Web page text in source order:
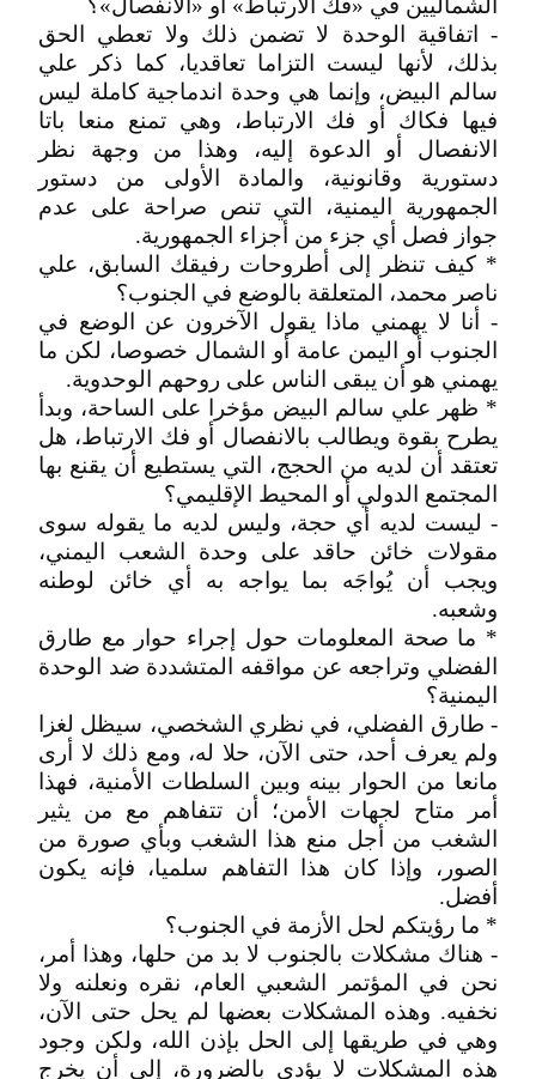
الشماليين في «فك الارتباط» أو «الانفصال»؟
- اتفاقية الوحدة لا تضمن ذلك ولا تعطي الحق
بذلك، لأنها ليست التزاما تعاقديا، كما ذكر علي
سالم البيض، وإنما هي وحدة اندماجية كاملة ليس
فيها فكاك أو فك الارتباط، وهي تمنع منعا باتا
الانفصال أو الدعوة إليه، وهذا من وجهة نظر
دستورية وقانونية، والمادة الأولى من دستور
الجمهورية اليمنية، التي تنص صراحة على عدم
جواز فصل أي جزء من أجزاء الجمهورية.
* كيف تنظر إلى أطروحات رفيقك السابق، علي
ناصر محمد، المتعلقة بالوضع في الجنوب؟
- أنا لا يهمني ماذا يقول الآخرون عن الوضع في
الجنوب أو اليمن عامة أو الشمال خصوصا، لكن ما
يهمني هو أن يبقى الناس على روحهم الوحدوية.
* ظهر علي سالم البيض مؤخرا على الساحة، وبدأ
يطرح بقوة ويطالب بالانفصال أو فك الارتباط، هل
تعتقد أن لديه من الحجج، التي يستطيع أن يقنع بها
المجتمع الدولي أو المحيط الإقليمي؟
- ليست لديه أي حجة، وليس لديه ما يقوله سوى
مقولات خائن حاقد على وحدة الشعب اليمني،
ويجب أن يُواجَه بما يواجه به أي خائن لوطنه
وشعبه.
* ما صحة المعلومات حول إجراء حوار مع طارق
الفضلي وتراجعه عن مواقفه المتشددة ضد الوحدة
اليمنية؟
- طارق الفضلي، في نظري الشخصي، سيظل لغزا
ولم يعرف أحد، حتى الآن، حلا له، ومع ذلك لا أرى
مانعا من الحوار بينه وبين السلطات الأمنية، فهذا
أمر متاح لجهات الأمن؛ أن تتفاهم مع من يثير
الشغب من أجل منع هذا الشغب وبأي صورة من
الصور، وإذا كان هذا التفاهم سلميا، فإنه يكون
أفضل.
* ما رؤيتكم لحل الأزمة في الجنوب؟
- هناك مشكلات بالجنوب لا بد من حلها، وهذا أمر،
نحن في المؤتمر الشعبي العام، نقره ونعلنه ولا
نخفيه. وهذه المشكلات بعضها لم يحل حتى الآن،
وهي في طريقها إلى الحل بإذن الله، ولكن وجود
هذه المشكلات لا يؤدي بالضرورة، إلى أن يخرج